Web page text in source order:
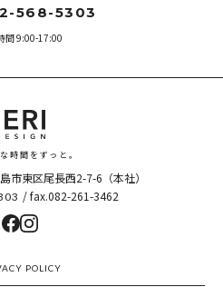
568-5303
間 9:00-17:00
時間をずっと。
市東区尾長西2-7-6（本社）
/ fax.082-261-3462
POLICY